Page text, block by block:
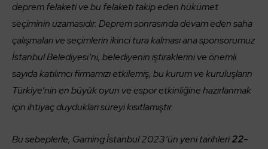
deprem felaketi ve bu felaketi takip eden hükümet
seçiminin uzamasıdır. Deprem sonrasında devam eden saha
çalışmaları ve seçimlerin ikinci tura kalması ana sponsorumuz
İstanbul Belediyesi’ni, belediyenin iştiraklerini ve önemli
sayıda katılımcı firmamızı etkilemiş, bu kurum ve kuruluşların
Türkiye’nin en büyük oyun ve espor etkinliğine hazırlanmak
için ihtiyaç duydukları süreyi kısıtlamıştır.
Bu sebeplerle, Gaming İstanbul 2023’ün yeni tarihleri22-